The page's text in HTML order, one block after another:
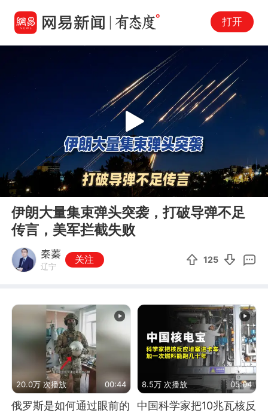
打开
00:00 03:08
Play
伊朗大量集束弹头突袭，打破导弹不足
传言，美军拦截失败
秦蓁
辽宁
关注 125
20.0万 次播放 00:44
俄罗斯是如何通过眼前的
8.5万 次播放 05:04
中国科学家把10兆瓦核反